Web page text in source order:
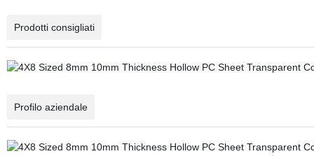
Prodotti consigliati
Profilo aziendale